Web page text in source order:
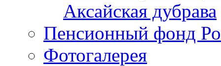
Аксайская дубрава
Пенсионный фонд
Фотогалерея